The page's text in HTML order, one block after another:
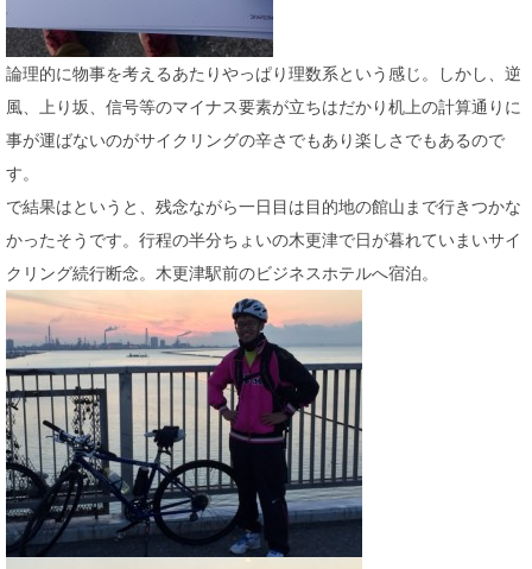
論理的に物事を考えるあたりやっぱり理数系という感じ。しかし、逆
風、上り坂、信号等のマイナス要素が立ちはだかり机上の計算通りに
事が運ばないのがサイクリングの辛さでもあり楽しさでもあるので
す。
で結果はというと、残念ながら一日目は目的地の館山まで行きつかな
かったそうです。行程の半分ちょいの木更津で日が暮れていまいサイ
クリング続行断念。木更津駅前のビジネスホテルへ宿泊。